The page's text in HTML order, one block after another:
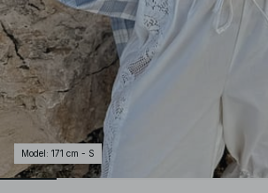
Model : 171 cm - S